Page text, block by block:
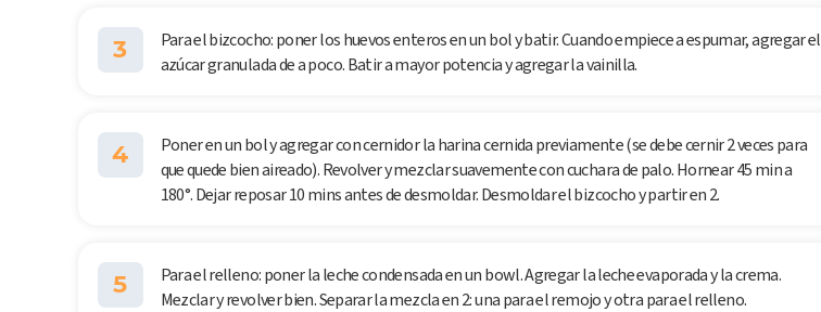
3
Para el bizcocho: poner los huevos enteros en un bol y batir. Cuando empiece a espumar, agregar el
azúcar granulada de a poco. Batir a mayor potencia y agregar la vainilla.
4
Poner en un bol y agregar con cernidor la harina cernida previamente (se debe cernir 2 veces para
que quede bien aireado). Revolver y mezclar suavemente con cuchara de palo. Hornear 45 min a
180°. Dejar reposar 10 mins antes de desmoldar. Desmoldar el bizcocho y partir en 2.
5
Para el relleno: poner la leche condensada en un bowl. Agregar la leche evaporada y la crema.
Mezclar y revolver bien. Separar la mezcla en 2: una para el remojo y otra para el relleno.